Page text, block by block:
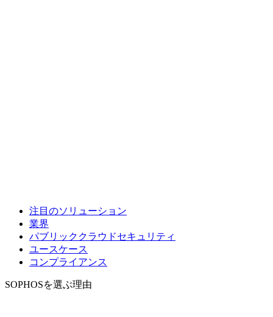
注目のソリューション
業界
パブリッククラウドセキュリティ
ユースケース
コンプライアンス
SOPHOSを選ぶ理由